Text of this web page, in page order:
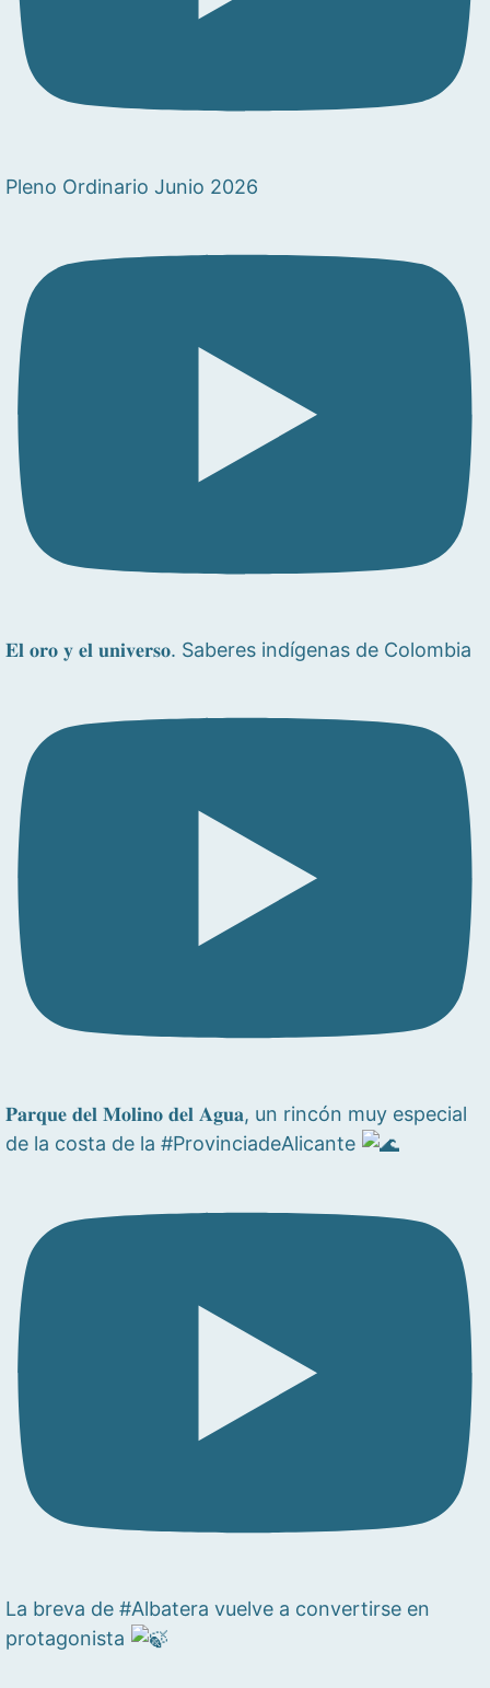
Pleno Ordinario Junio 2026
𝐄𝐥 𝐨𝐫𝐨 𝐲 𝐞𝐥 𝐮𝐧𝐢𝐯𝐞𝐫𝐬𝐨. Saberes indígenas de Colombia
𝐏𝐚𝐫𝐪𝐮𝐞 𝐝𝐞𝐥 𝐌𝐨𝐥𝐢𝐧𝐨 𝐝𝐞𝐥 𝐀𝐠𝐮𝐚, un rincón muy especial
de la costa de la #ProvinciadeAlicante
La breva de #Albatera vuelve a convertirse en
protagonista